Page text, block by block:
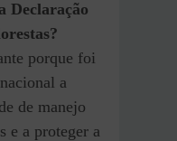
Declaração
porque foi
a
de manejo
e a proteger a